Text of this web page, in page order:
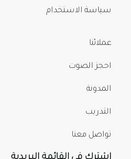
سياسة الاستخدام
عملائنا
احجز الصوت
المدونة
التدريب
تواصل معنا